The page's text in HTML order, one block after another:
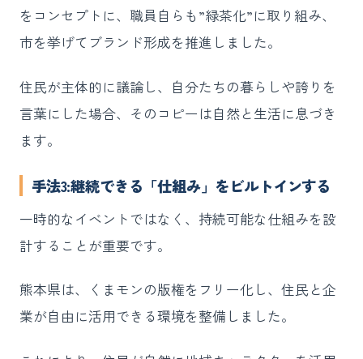
をコンセプトに、職員自らも”緑茶化”に取り組み、
市を挙げてブランド形成を推進しました。
住民が主体的に議論し、自分たちの暮らしや誇りを
言葉にした場合、そのコピーは自然と生活に息づき
ます。
手法3:継続できる「仕組み」をビルトインする
一時的なイベントではなく、持続可能な仕組みを設
計することが重要です。
熊本県は、くまモンの版権をフリー化し、住民と企
業が自由に活用できる環境を整備しました。